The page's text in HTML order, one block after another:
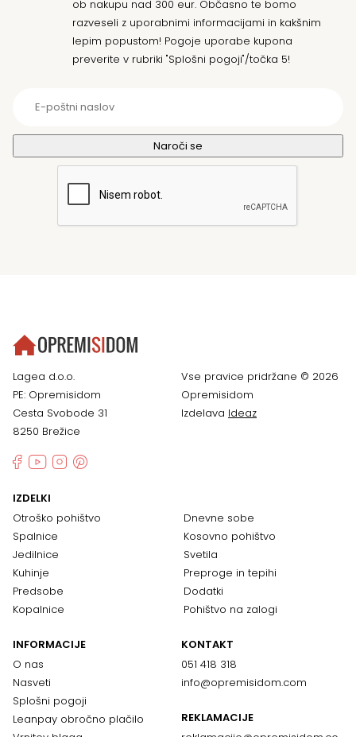
ob nakupu nad 300 eur. Občasno te bomo
razveseli z uporabnimi informacijami in kakšnim
lepim popustom! Pogoje uporabe kupona
preverite v rubriki "Splošni pogoji"/točka 5!
Lagea d.o.o.
PE: Opremisidom
Cesta Svobode 31
8250 Brežice
Vse pravice pridržane © 2026
Opremisidom
Izdelava Ideaz
IZDELKI
Otroško pohištvo
Spalnice
Jedilnice
Kuhinje
Predsobe
Kopalnice
Dnevne sobe
Kosovno pohištvo
Svetila
Preproge in tepihi
Dodatki
Pohištvo na zalogi
INFORMACIJE
O nas
Nasveti
Splošni pogoji
Leanpay obročno plačilo
KONTAKT
051 418 318
info@opremisidom.com
REKLAMACIJE